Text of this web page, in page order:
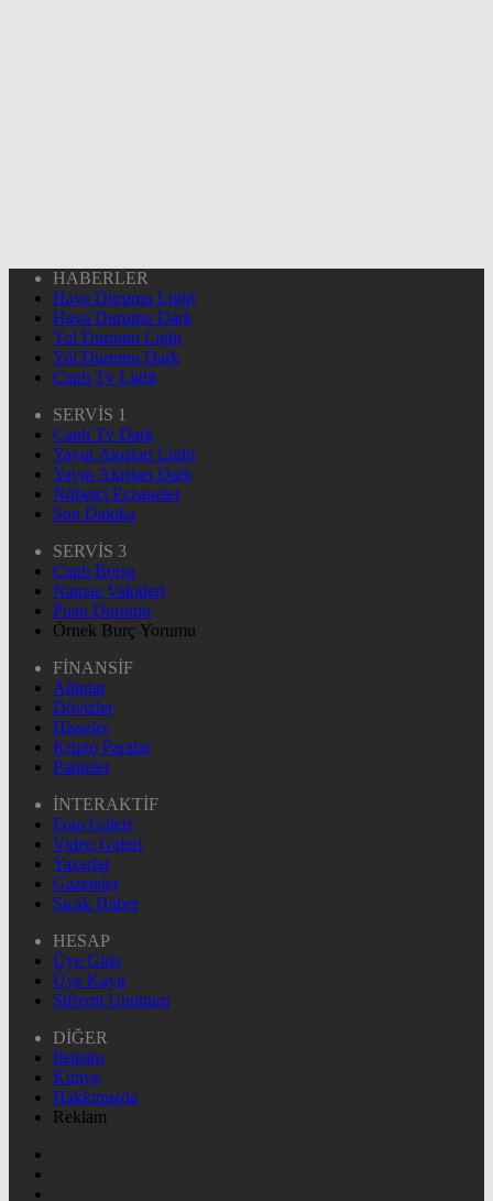
HABERLER
Hava Durumu Light
Hava Durumu Dark
Yol Durumu Light
Yol Durumu Dark
Canlı Tv Light
SERVİS 1
Canlı Tv Dark
Yayın Akışları Light
Yayın Akışları Dark
Nöbetçi Eczaneler
Son Dakika
SERVİS 3
Canlı Borsa
Namaz Vakitleri
Puan Durumu
Örnek Burç Yorumu
FİNANSİF
Altınlar
Dövizler
Hisseler
Kripto Paralar
Pariteler
İNTERAKTİF
Foto Galeri
Video Galeri
Yazarlar
Gazeteler
Sıcak Haber
HESAP
Üye Giriş
Üye Kayıt
Şifremi Unuttum
DİĞER
İletişim
Künye
Hakkımızda
Reklam